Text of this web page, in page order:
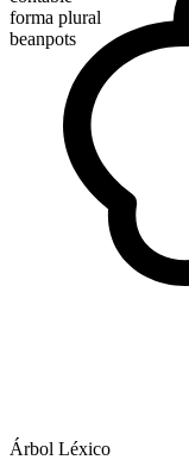
forma plural
beanpots
Árbol Léxico